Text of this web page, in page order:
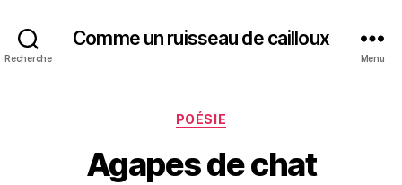
Recherche
Comme un ruisseau de cailloux
Menu
Catégories
POÉSIE
Agapes de chat